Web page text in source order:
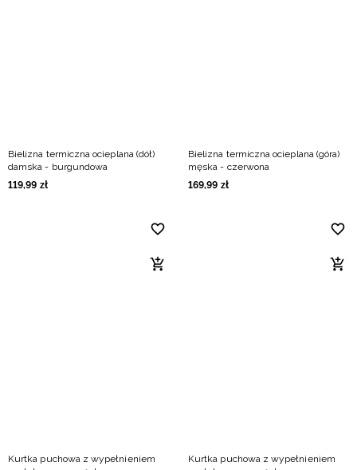
Bielizna termiczna ocieplana (dół)
damska - burgundowa
119,99 zł
Bielizna termiczna ocieplana (góra)
męska - czerwona
169,99 zł
Kurtka puchowa z wypełnieniem
Kurtka puchowa z wypełnieniem